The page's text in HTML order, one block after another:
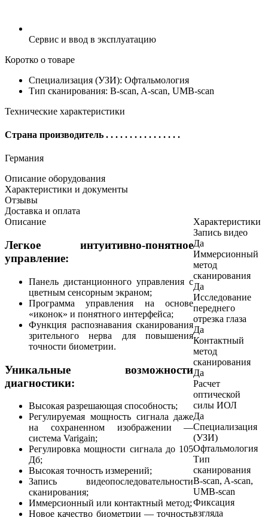
Сервис и ввод в эксплуатацию
Коротко о товаре
Специализация (УЗИ): Офтальмология
Тип сканирования: B-scan, A-scan, UMB-scan
Технические характеристики
Страна производитель . . . . . . . . . . . . . . . .
Германия
Описание оборудования
Характеристики и документы
Отзывы
Доставка и оплата
Описание
Легкое интуитивно-понятное
управление:
Панель дистанционного управления с
цветным сенсорным экраном;
Программа управления на основе
«иконок» и понятного интерфейса;
Функция распознавания сканирования
зрительного нерва для повышения
точности биометрии.
Уникальные возможности
диагностики:
Высокая разрешающая способность;
Регулируемая мощность сигнала даже
на сохраненном изображении —
система Varigain;
Регулировка мощности сигнала до 105
Дб;
Высокая точность измерений;
Запись видеопоследовательности
сканирования;
Иммерсионный или контактный метод;
Новое качество биометрии — точность
Характеристики
Запись видео
Да
Иммерсионный
метод
сканирования
Да
Исследование
переднего
отрезка глаза
Да
Контактный
метод
сканирования
Да
Расчет
оптической
силы ИОЛ
Да
Специализация
(УЗИ)
Офтальмология
Тип
сканирования
B-scan, A-scan,
UMB-scan
Фиксация
взгляда